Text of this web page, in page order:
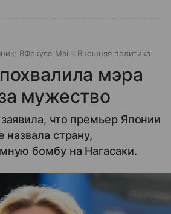
ВФокусе Mail Внешняя политика
мэра
мужество
что премьер Японии
назвала страну,
бомбу на Нагасаки.